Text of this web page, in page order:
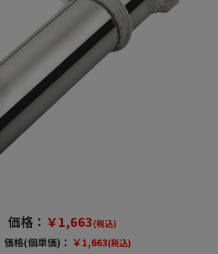
価格： ￥1,663(税込)
価格(個単価)： ￥1,663(税込)